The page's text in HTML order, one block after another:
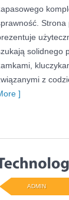
solidnego
z
]
ADMIN